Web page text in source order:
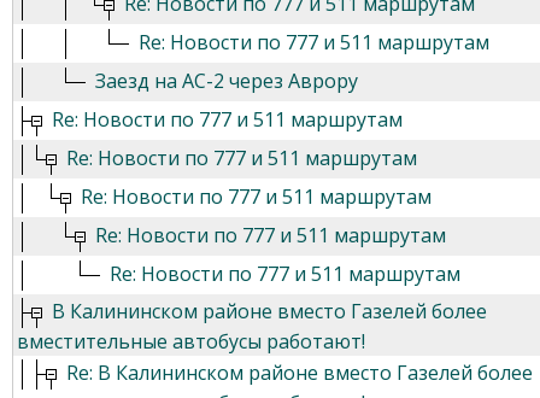
Re: Новости по 777 и 511 маршрутам
Заезд на АС-2 через Аврору
Re: Новости по 777 и 511 маршрутам
Re: Новости по 777 и 511 маршрутам
Re: Новости по 777 и 511 маршрутам
Re: Новости по 777 и 511 маршрутам
Re: Новости по 777 и 511 маршрутам
В Калининском районе вместо Газелей более
вместительные автобусы работают!
Re: В Калининском районе вместо Газелей более